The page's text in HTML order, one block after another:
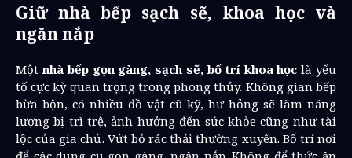
Giữ nhà bếp sạch sẽ, khoa học và
ngăn nắp
Mộtnhà bếp gọn gàng, sạch sẽ, bố trí khoa học là yếu
tố cực kỳ quan trọng trong phong thủy. Không gian bếp
bừa bộn, có nhiều đồ vật cũ kỹ, hư hỏng sẽ làm năng
lượng bị trì trệ, ảnh hưởng đến sức khỏe cũng như tài
lộc của gia chủ. Vứt bỏ rác thải thường xuyên. Bố trí nơi